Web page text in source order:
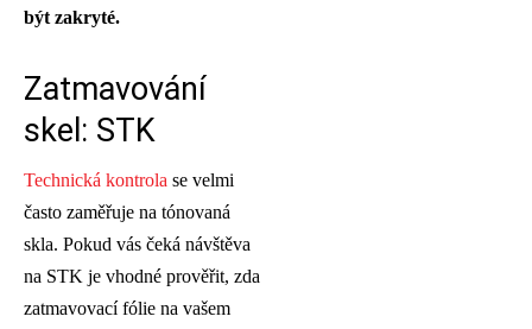
být zakryté.
Zatmavování
skel: STK
Technická kontrola se velmi
často zaměřuje na tónovaná
skla. Pokud vás čeká návštěva
na STK je vhodné prověřit, zda
zatmavovací fólie na vašem